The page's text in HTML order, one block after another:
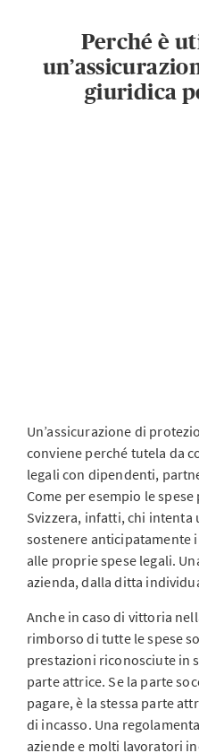
Perché è
giuridica
Un’assicurazione di
conviene perché tutela da
legali con dipendenti,
Come per esempio le
Svizzera, infatti, chi intenta
sostenere anticipatamente
alle proprie spese legali.
azienda, dalla ditta
Anche in caso di vittoria
rimborso di tutte le spese
prestazioni riconosciute in
parte attrice. Se la parte
pagare, è la stessa parte
di incasso. Una
aziende e molti lavoratori